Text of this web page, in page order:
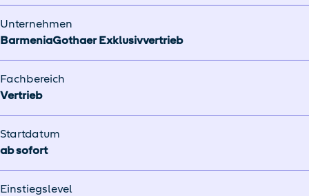
Unternehmen
BarmeniaGothaer Exklusivvertrieb
Fachbereich
Vertrieb
Startdatum
ab sofort
Einstiegslevel